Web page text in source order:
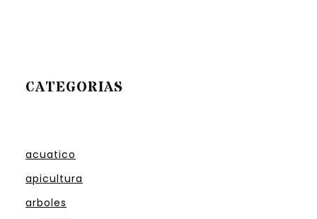
CATEGORIAS
acuatico
apicultura
arboles